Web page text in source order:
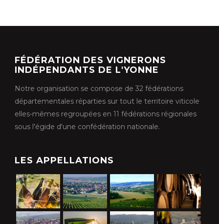
FÉDÉRATION DES VIGNERONS
INDÉPENDANTS DE L'YONNE
Notre organisation se compose de 32 fédérations
départementales réparties sur tout le territoire viticole
elles-mêmes regroupées en 11 fédérations régionales
sous l'égide d'une confédération nationale.
LES APPELLATIONS